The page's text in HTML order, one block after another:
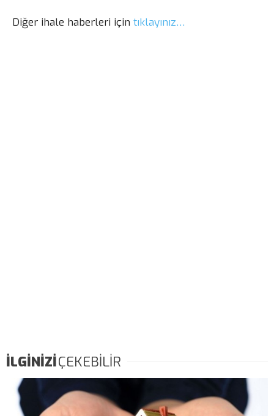
Diğer ihale haberleri için tıklayınız…
İLGİNİZİÇEKEBİLİR